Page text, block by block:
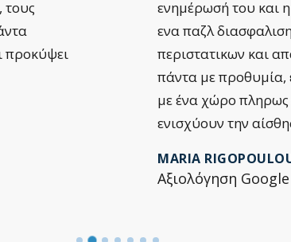
τους
προκύψει
ενημέρωσή του και
ενα παζλ
περιστατικων και
πάντα με προθυμία,
με ένα χώρο πληρως
ενισχύουν την
MARIA
Αξιολόγηση